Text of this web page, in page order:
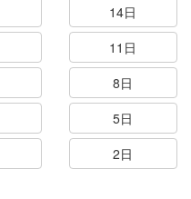
14日
11日
8日
5日
2日